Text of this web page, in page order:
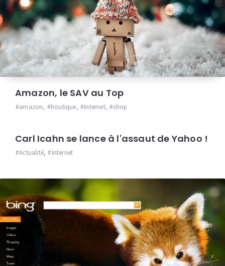
Amazon, le SAV au Top
amazon, boutique, Internet, shop
Carl Icahn se lance à l'assaut de Yahoo !
Actualité, Internet